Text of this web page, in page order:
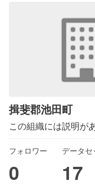
揖斐郡池田町
この組織には説明が
フォロワー
0
データセ
17